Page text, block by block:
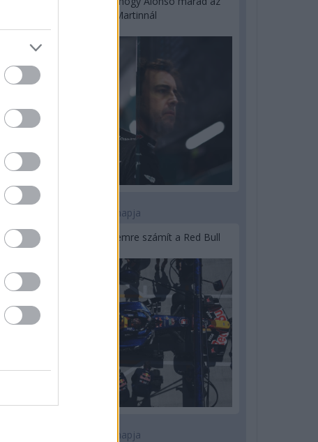
Aston Martinnál
2 napja
Lassuló fejlesztési ütemre számít a Red Bull
2 napja